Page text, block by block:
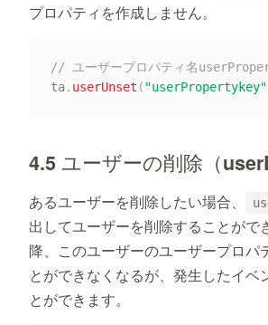
プロパティを作成しません。
// ユーザープロパティ名
ta. userUnset ( "userPropertykey"
4.5 ユーザーの削除（
あるユーザーを削除したい場合、
出してユーザーを削除することがで
降、このユーザーのユーザープロパ
とができなくなるが、発生したイベ
とができます。